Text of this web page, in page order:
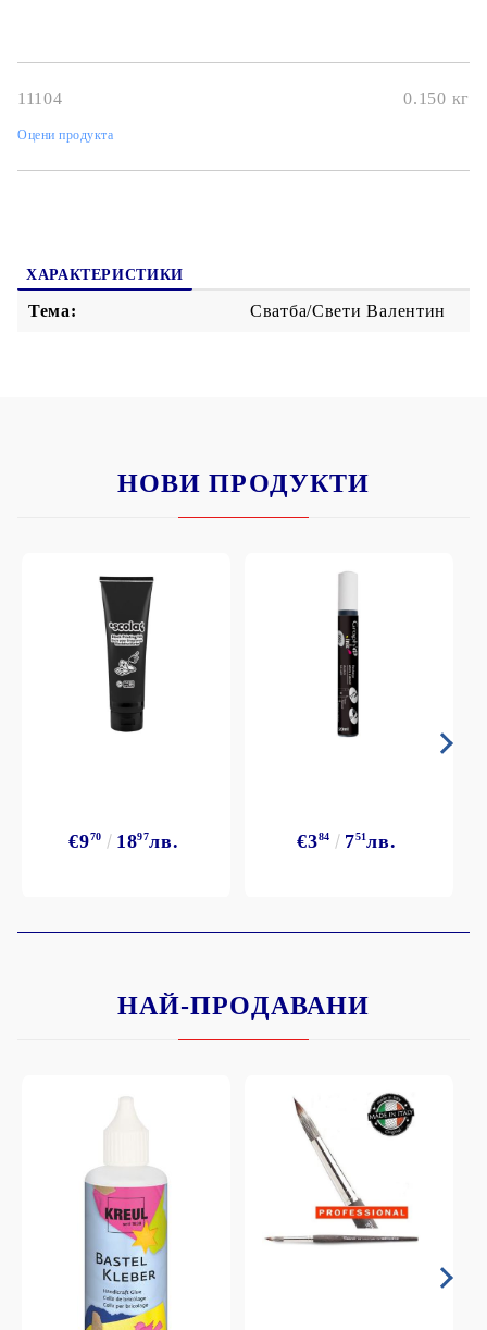
11104 0.150 кг
Оцени продукта
ХАРАКТЕРИСТИКИ
Тема: Сватба/Свети Валентин
НОВИ ПРОДУКТИ
€970 1897лв. €384 751лв.
НАЙ-ПРОДАВАНИ